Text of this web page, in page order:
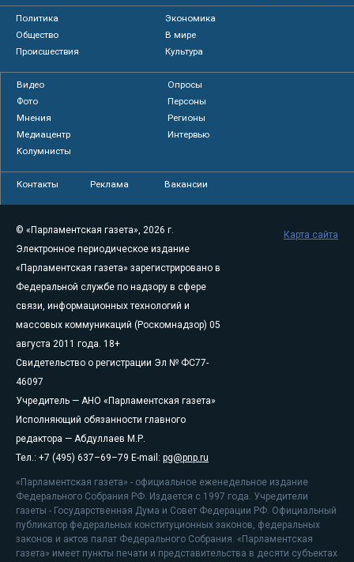
Политика
Экономика
Общество
В мире
Происшествия
Культура
Видео
Опросы
Фото
Персоны
Мнения
Регионы
Медиацентр
Интервью
Колумнисты
Контакты Реклама Вакансии
© «Парламентская газета», 2026 г.
Электронное периодическое издание
«Парламентская газета» зарегистрировано в
Федеральной службе по надзору в сфере
связи, информационных технологий и
массовых коммуникаций (Роскомнадзор) 05
августа 2011 года. 18+
Свидетельство о регистрации Эл № ФС77-
46097
Учредитель — АНО «Парламентская газета»
Исполняющий обязанности главного
редактора — Абдуллаев М.Р.
Тел.: +7 (495) 637–69–79 E-mail: pg@pnp.ru
«Парламентская газета» - официальное еженедельное издание
Федерального Собрания РФ. Издается с 1997 года. Учредители
газеты - Государственная Дума и Совет Федерации РФ. Официальный
публикатор федеральных конституционных законов, федеральных
законов и актов палат Федерального Собрания. «Парламентская
газета» имеет пункты печати и представительства в десяти субъектах
Карта сайта